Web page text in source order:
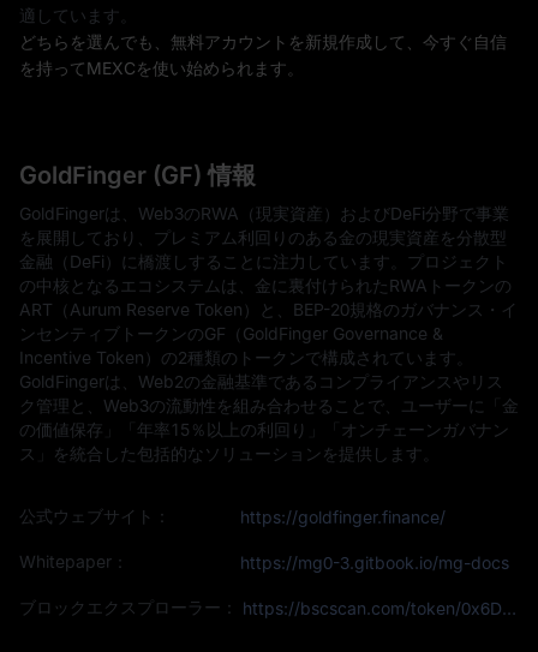
適しています。
どちらを選んでも、無料アカウントを新規作成して、今すぐ自信
を持ってMEXCを使い始められます。
GoldFinger (GF) 情報
GoldFingerは、Web3のRWA（現実資産）およびDeFi分野で事業
を展開しており、プレミアム利回りのある金の現実資産を分散型
金融（DeFi）に橋渡しすることに注力しています。プロジェクト
の中核となるエコシステムは、金に裏付けられたRWAトークンの
ART（Aurum Reserve Token）と、BEP-20規格のガバナンス・イ
ンセンティブトークンのGF（GoldFinger Governance &
Incentive Token）の2種類のトークンで構成されています。
GoldFingerは、Web2の金融基準であるコンプライアンスやリス
ク管理と、Web3の流動性を組み合わせることで、ユーザーに「金
の価値保存」「年率15％以上の利回り」「オンチェーンガバナン
ス」を統合した包括的なソリューションを提供します。
公式ウェブサイト： https://goldfinger.finance/
Whitepaper： https://mg0-3.gitbook.io/mg-docs
ブロックエクスプローラー： https://bscscan.com/token/0x6Db461da03b8Ad06319fF2aF985E1C8dFcC004e0